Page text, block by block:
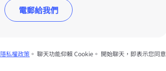
電郵給我們
隱私權政策 。 聊天功能仰賴 Cookie。 開始聊天，即表示您同意